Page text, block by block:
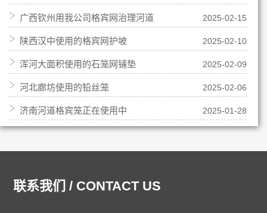
广西钦州用我公司格宾网治理河道 2025-02-15
陕西汉中使用的格宾网护坡 2025-02-10
浑河大面积使用的石笼网铺垫 2025-02-09
河北廊坊使用的铅丝笼 2025-02-06
济南河道格宾笼正在使用中 2025-01-28
联系我们 / CONTACT US